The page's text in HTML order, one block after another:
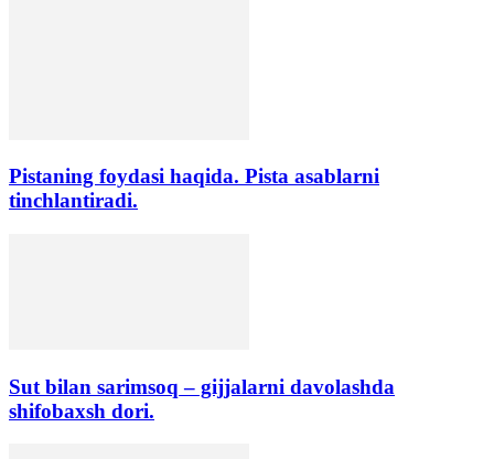
Pistaning foydasi haqida. Pista asablarni
tinchlantiradi.
Sut bilan sarimsoq – gijjalarni davolashda
shifobaxsh dori.